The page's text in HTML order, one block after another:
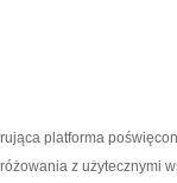
platforma
z użytecznymi